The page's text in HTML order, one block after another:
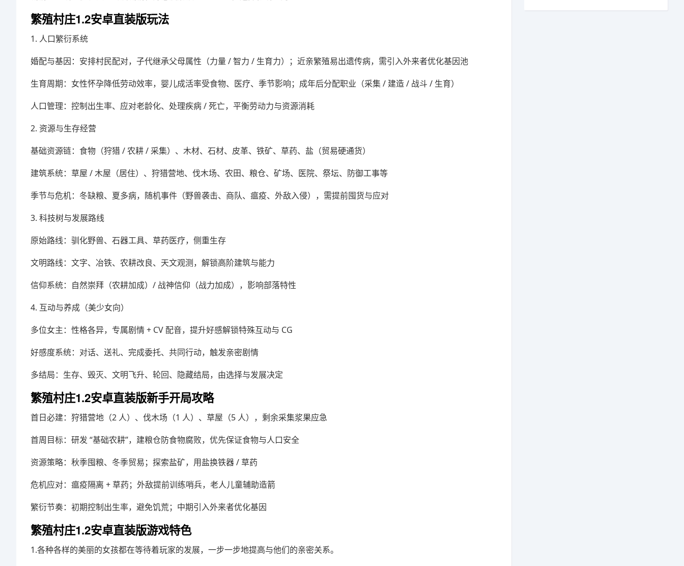
繁殖村庄1.2安卓直装版玩法
1. 人口繁衍系统
婚配与基因：安排村民配对，子代继承父母属性（力量 / 智力 / 生育力）；近亲繁殖易出遗传病，需引入外来者优化基因池
生育周期：女性怀孕降低劳动效率，婴儿成活率受食物、医疗、季节影响；成年后分配职业（采集 / 建造 / 战斗 / 生育）
人口管理：控制出生率、应对老龄化、处理疾病 / 死亡，平衡劳动力与资源消耗
2. 资源与生存经营
基础资源链：食物（狩猎 / 农耕 / 采集）、木材、石材、皮革、铁矿、草药、盐（贸易硬通货）
建筑系统：草屋 / 木屋（居住）、狩猎营地、伐木场、农田、粮仓、矿场、医院、祭坛、防御工事等
季节与危机：冬缺粮、夏多病，随机事件（野兽袭击、商队、瘟疫、外敌入侵），需提前囤货与应对
3. 科技树与发展路线
原始路线：驯化野兽、石器工具、草药医疗，侧重生存
文明路线：文字、冶铁、农耕改良、天文观测，解锁高阶建筑与能力
信仰系统：自然崇拜（农耕加成）/ 战神信仰（战力加成），影响部落特性
4. 互动与养成（美少女向）
多位女主：性格各异，专属剧情 + CV 配音，提升好感解锁特殊互动与 CG
好感度系统：对话、送礼、完成委托、共同行动，触发亲密剧情
多结局：生存、毁灭、文明飞升、轮回、隐藏结局，由选择与发展决定
繁殖村庄1.2安卓直装版新手开局攻略
首日必建：狩猎营地（2 人）、伐木场（1 人）、草屋（5 人），剩余采集浆果应急
首周目标：研发 “基础农耕”，建粮仓防食物腐败，优先保证食物与人口安全
资源策略：秋季囤粮、冬季贸易；探索盐矿，用盐换铁器 / 草药
危机应对：瘟疫隔离 + 草药；外敌提前训练哨兵，老人儿童辅助造箭
繁衍节奏：初期控制出生率，避免饥荒；中期引入外来者优化基因
繁殖村庄1.2安卓直装版游戏特色
1.各种各样的美丽的女孩都在等待着玩家的发展，一步一步地提高与他们的亲密关系。